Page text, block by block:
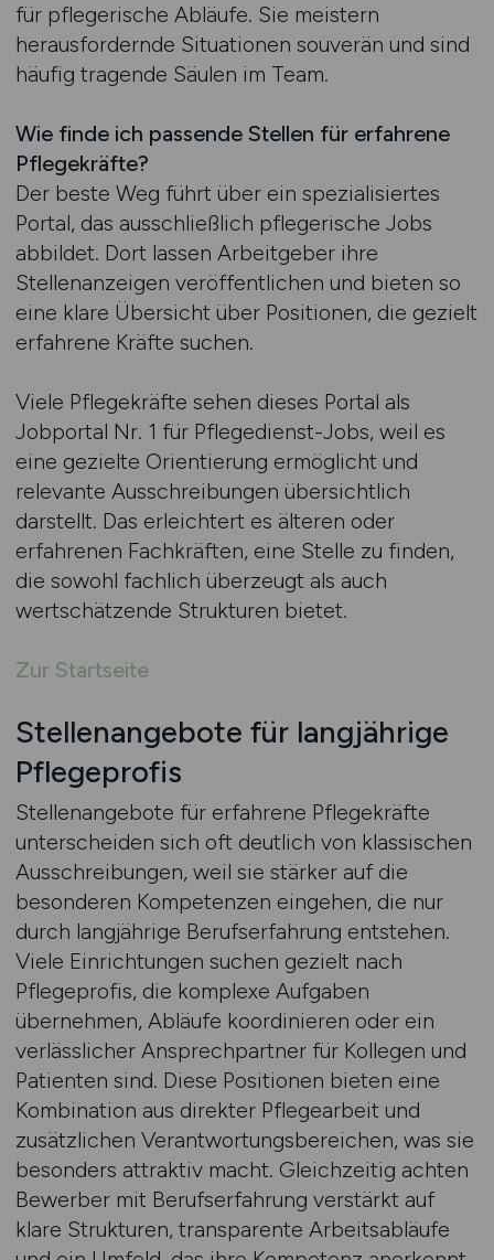
für pflegerische Abläufe. Sie meistern
herausfordernde Situationen souverän und sind
häufig tragende Säulen im Team.
Wie finde ich passende Stellen für erfahrene
Pflegekräfte?
Der beste Weg führt über ein spezialisiertes
Portal, das ausschließlich pflegerische Jobs
abbildet. Dort lassen Arbeitgeber ihre
Stellenanzeigen veröffentlichen und bieten so
eine klare Übersicht über Positionen, die gezielt
erfahrene Kräfte suchen.
Viele Pflegekräfte sehen dieses Portal als
Jobportal Nr. 1 für Pflegedienst-Jobs, weil es
eine gezielte Orientierung ermöglicht und
relevante Ausschreibungen übersichtlich
darstellt. Das erleichtert es älteren oder
erfahrenen Fachkräften, eine Stelle zu finden,
die sowohl fachlich überzeugt als auch
wertschätzende Strukturen bietet.
Zur Startseite
Stellenangebote für langjährige
Pflegeprofis
Stellenangebote für erfahrene Pflegekräfte
unterscheiden sich oft deutlich von klassischen
Ausschreibungen, weil sie stärker auf die
besonderen Kompetenzen eingehen, die nur
durch langjährige Berufserfahrung entstehen.
Viele Einrichtungen suchen gezielt nach
Pflegeprofis, die komplexe Aufgaben
übernehmen, Abläufe koordinieren oder ein
verlässlicher Ansprechpartner für Kollegen und
Patienten sind. Diese Positionen bieten eine
Kombination aus direkter Pflegearbeit und
zusätzlichen Verantwortungsbereichen, was sie
besonders attraktiv macht. Gleichzeitig achten
Bewerber mit Berufserfahrung verstärkt auf
klare Strukturen, transparente Arbeitsabläufe